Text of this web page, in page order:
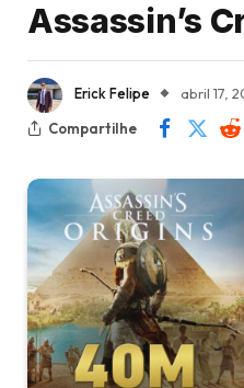
Assassin’s
Erick Felipe abril 17,
Compartilhe